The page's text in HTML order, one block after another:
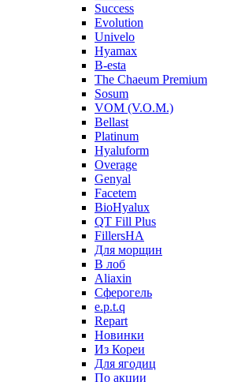
Success
Evolution
Univelo
Hyamax
B-esta
The Chaeum Premium
Sosum
VOM (V.O.M.)
Bellast
Platinum
Hyaluform
Overage
Genyal
Facetem
BioHyalux
QT Fill Plus
FillersHA
Для морщин
В лоб
Aliaxin
Сферогель
e.p.t.q
Repart
Новинки
Из Кореи
Для ягодиц
По акции